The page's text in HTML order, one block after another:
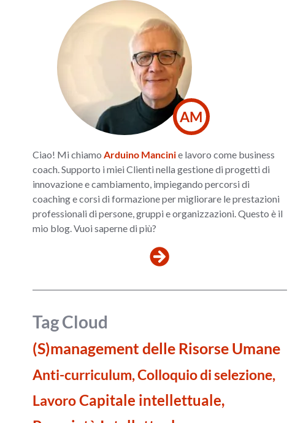
AM
Ciao! Mi chiamo Arduino Mancinie lavoro come business
coach. Supporto i miei Clienti nella gestione di progetti di
innovazione e cambiamento, impiegando percorsi di
coaching e corsi di formazione per migliorare le prestazioni
professionali di persone, gruppi e organizzazioni. Questo è il
mio blog. Vuoi saperne di più?
Tag Cloud
(S)management delle Risorse Umane
Anti-curriculum, Colloquio di selezione,
LavoroCapitale intellettuale,